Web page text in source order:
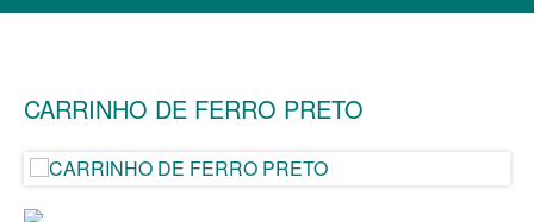
CARRINHO DE FERRO PRETO